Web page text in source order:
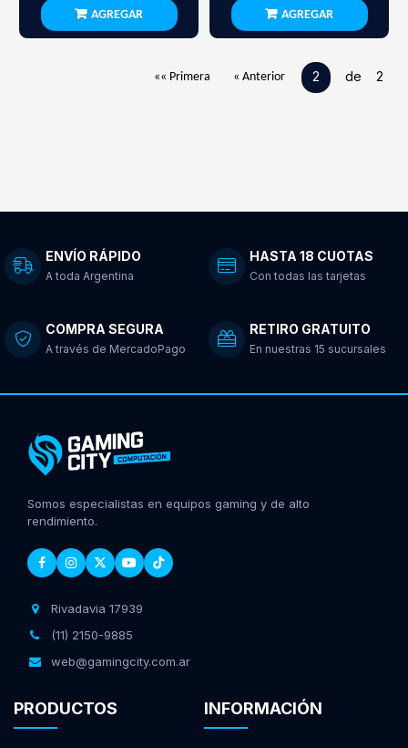
AGREGAR AGREGAR
«« Primera « Anterior 2 de 2
ENVÍO RÁPIDO
A toda Argentina
HASTA 18 CUOTAS
Con todas las tarjetas
COMPRA SEGURA
A través de MercadoPago
RETIRO GRATUITO
En nuestras 15 sucursales
Somos especialistas en equipos gaming y de alto
rendimiento.
Rivadavia 17939
(11) 2150-9885
web@gamingcity.com.ar
PRODUCTOS INFORMACIÓN